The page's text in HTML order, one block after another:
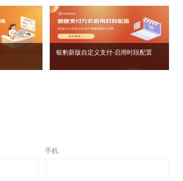
银豹新版自定义支付‑启用时段配置
手机